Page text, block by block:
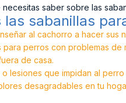
saber sobre las
sabanillas
al cachorro a hacer sus
perros con problemas de
de casa.
lesiones que impidan al perro
desagradables en tu